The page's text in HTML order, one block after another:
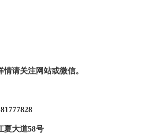
请关注网站或微信。
夏大道58号